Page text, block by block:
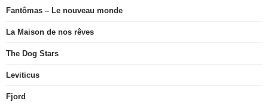
Fantômas – Le nouveau monde
La Maison de nos rêves
The Dog Stars
Leviticus
Fjord